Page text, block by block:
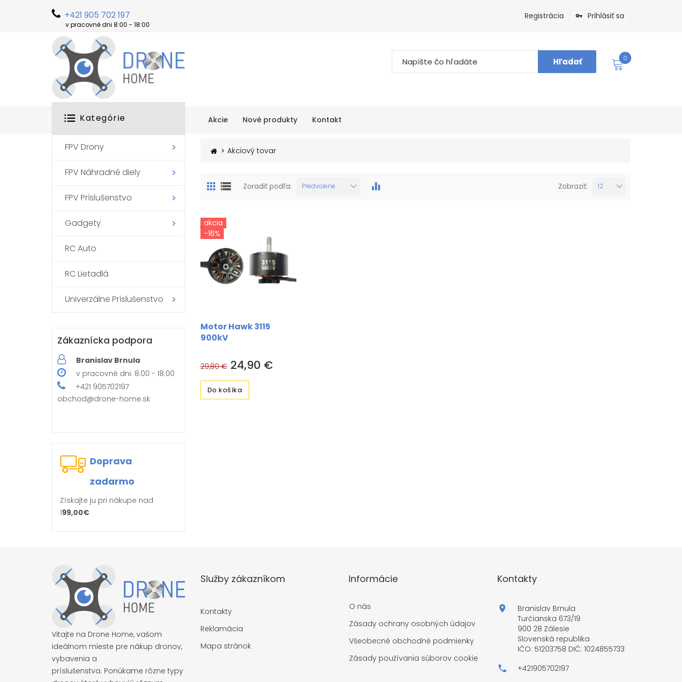
+421 905 702 197
v pracovné dni 8:00 - 18:00
Registrácia Prihlásiť sa
0
Hľadať
Kategórie Akcie Nové produkty Kontakt
FPV Drony
FPV Náhradné diely
FPV Príslušenstvo
Gadgety
RC Auto
RC Lietadlá
Univerzálne Príslušenstvo
Zákaznícka podpora
Branislav Brnula
v pracovné dni: 8:00 - 18:00
+421 905702197
obchod@drone-home.sk
Doprava
zadarmo
Získajte ju pri nákupe nad
199,00€
Akciový tovar
Zoradiť podľa: Predvolené Zobraziť: 12
akcia
-16%
Motor Hawk 3115
900kV
29,80 € 24,90 €
Do košíka
Vitajte na Drone Home, vašom
ideálnom mieste pre nákup dronov,
vybavenia a
príslušenstva. Ponúkame rôzne typy
Služby zákazníkom
Kontakty
Reklamácia
Mapa stránok
Informácie
O nás
Zásady ochrany osobných údajov
Všeobecné obchodné podmienky
Zásady používania súborov cookie
Kontakty
Branislav Brnula
Turčianska 673/19
900 28 Zálesie
Slovenská republika
IČO: 51203758 DIČ: 1024855733
+421905702197